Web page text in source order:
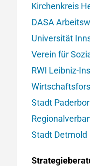
Kirchenkreis
DASA
Universität
Verein für
RWI Leibniz-
Stadt
Stadt Detmold